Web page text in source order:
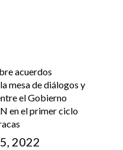
acuerdos
mesa de diálogos y
el Gobierno
en el primer ciclo
2022